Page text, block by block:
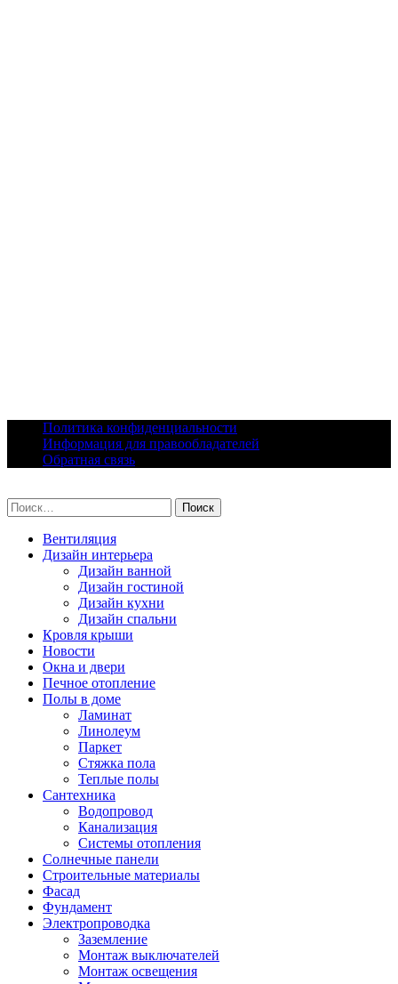
content
Политика конфиденциальности
Информация для правообладателей
Обратная связь
Найти:
Вентиляция
Дизайн интерьера
Дизайн ванной
Дизайн гостиной
Дизайн кухни
Дизайн спальни
Кровля крыши
Новости
Окна и двери
Печное отопление
Полы в доме
Ламинат
Линолеум
Паркет
Стяжка пола
Теплые полы
Сантехника
Водопровод
Канализация
Системы отопления
Солнечные панели
Строительные материалы
Фасад
Фундамент
Электропроводка
Заземление
Монтаж выключателей
Монтаж освещения